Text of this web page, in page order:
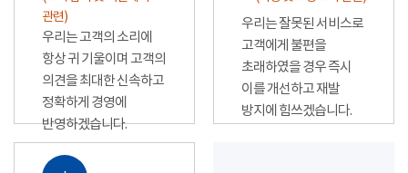
관련)
우리는 고객의 소리에
항상 귀 기울이며 고객의
의견을 최대한 신속하고
정확하게 경영에
반영하겠습니다.
우리는 잘못된 서비스로
고객에게 불편을
초래하였을 경우 즉시
이를 개선하고 재발
방지에 힘쓰겠습니다.